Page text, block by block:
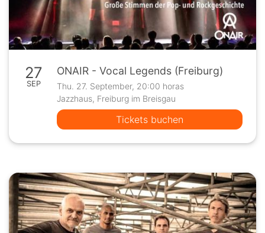
27
SEP
ONAIR - Vocal Legends (Freiburg)
Thu. 27. September, 20:00 horas
Jazzhaus, Freiburg im Breisgau
Tickets buchen